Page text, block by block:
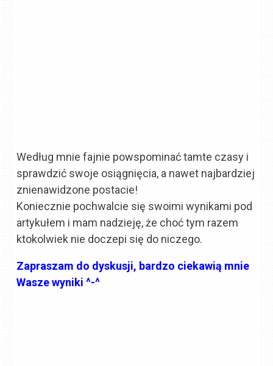
Według mnie fajnie powspominać tamte czasy i
sprawdzić swoje osiągnięcia, a nawet najbardziej
znienawidzone postacie!
Koniecznie pochwalcie się swoimi wynikami pod
artykułem i mam nadzieję, że choć tym razem
ktokolwiek nie doczepi się do niczego.
Zapraszam do dyskusji, bardzo ciekawią mnie
Wasze wyniki ^-^